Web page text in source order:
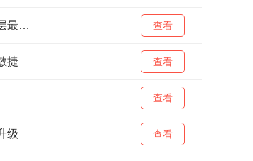
化和实战应用几个方面
带有
热血传奇赤月峡谷东二层最佳路线 查看
捷 查看
查看
级 查看